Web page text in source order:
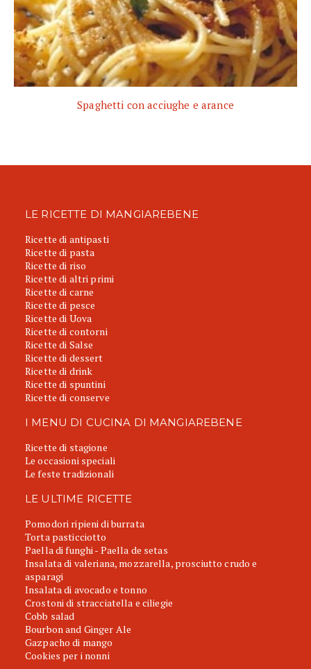
Spaghetti con acciughe e arance
LE RICETTE DI MANGIAREBENE
Ricette di antipasti
Ricette di pasta
Ricette di riso
Ricette di altri primi
Ricette di carne
Ricette di pesce
Ricette di Uova
Ricette di contorni
Ricette di Salse
Ricette di dessert
Ricette di drink
Ricette di spuntini
Ricette di conserve
I MENU DI CUCINA DI MANGIAREBENE
Ricette di stagione
Le occasioni speciali
Le feste tradizionali
LE ULTIME RICETTE
Pomodori ripieni di burrata
Torta pasticciotto
Paella di funghi - Paella de setas
Insalata di valeriana, mozzarella, prosciutto crudo e
asparagi
Insalata di avocado e tonno
Crostoni di stracciatella e ciliegie
Cobb salad
Bourbon and Ginger Ale
Gazpacho di mango
Cookies per i nonni